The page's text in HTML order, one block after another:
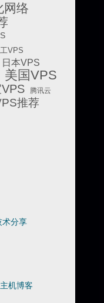
网络
VPS
日本VPS
美国VPS
腾讯云
推荐
术分享
机博客